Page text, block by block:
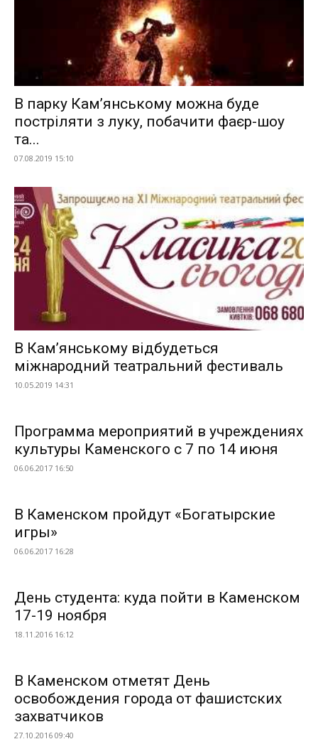
В парку Кам’янському можна буде
постріляти з луку, побачити фаєр-шоу
та...
07.08.2019 15:10
В Кам’янському відбудеться
міжнародний театральний фестиваль
10.05.2019 14:31
Программа мероприятий в учреждениях
культуры Каменского с 7 по 14 июня
06.06.2017 16:50
В Каменском пройдут «Богатырские
игры»
06.06.2017 16:28
День студента: куда пойти в Каменском
17-19 ноября
18.11.2016 16:12
В Каменском отметят День
освобождения города от фашистских
захватчиков
27.10.2016 09:40